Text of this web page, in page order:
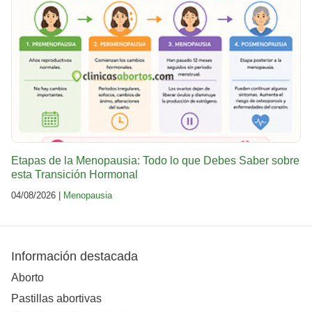
Etapas de la Menopausia: Todo lo que Debes Saber sobre
esta Transición Hormonal
04/08/2026 | Menopausia
Información destacada
Aborto
Pastillas abortivas